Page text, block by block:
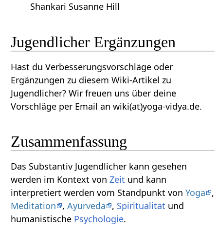
Shankari Susanne Hill
Jugendlicher‏‎ Ergänzungen
Hast du Verbesserungsvorschläge oder
Ergänzungen zu diesem Wiki-Artikel zu
Jugendlicher‏‎? Wir freuen uns über deine
Vorschläge per Email an wiki(at)yoga-vidya.de.
Zusammenfassung
Das Substantiv Jugendlicher‏‎ kann gesehen
werden im Kontext vonZeit und kann
interpretiert werden vom Standpunkt vonYoga
,
Meditation
,Ayurveda , Spiritualität und
humanistische Psychologie.